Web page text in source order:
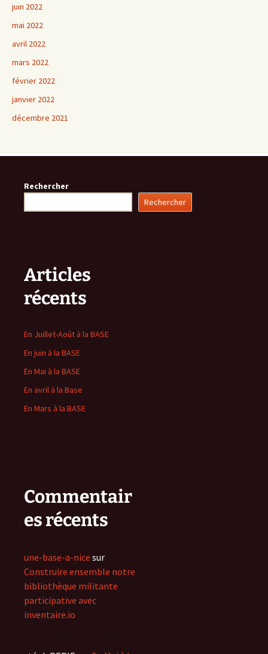
juin 2022
mai 2022
avril 2022
mars 2022
février 2022
janvier 2022
décembre 2021
Rechercher
Rechercher
Articles
récents
En Juillet-Août à la BASE
En juin à la BASE
En Mai à la BASE
En avril à la Base
En Mars à la BASE
Commentair
es récents
une-base-a-nice sur
Construire ensemble notre
bibliothèque militante
participative avec
inventaire.io